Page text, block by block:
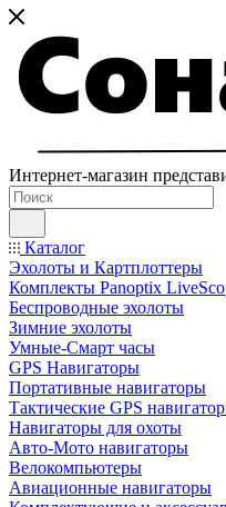
Интернет-магазин
Каталог
Эхолоты и Картплоттеры
Комплекты Panoptix
Беспроводные эхолоты
Зимние эхолоты
Умные-Смарт часы
GPS Навигаторы
Портативные навигаторы
Тактические GPS
Навигаторы для охоты
Авто-Мото навигаторы
Велокомпьютеры
Авиационные навигаторы